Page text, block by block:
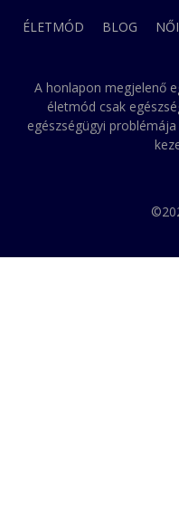
ÉLETMÓD BLOG
A honlapon megjelenő
életmód csak
egészségügyi